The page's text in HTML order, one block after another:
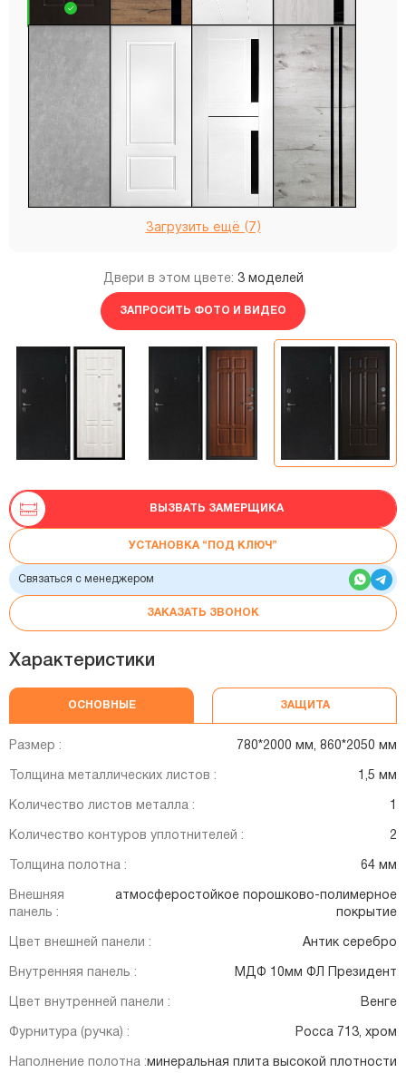
Загрузить ещё (7)
Двери в этом цвете: 3 моделей
ЗАПРОСИТЬ ФОТО И ВИДЕО
ВЫЗВАТЬ ЗАМЕРЩИКА
УСТАНОВКА “ПОД КЛЮЧ”
Связаться с менеджером
ЗАКАЗАТЬ ЗВОНОК
Характеристики
ОСНОВНЫЕ ЗАЩИТА
Размер : 780*2000 мм, 860*2050 мм
Толщина металлических листов : 1,5 мм
Количество листов металла : 1
Количество контуров уплотнителей : 2
Толщина полотна : 64 мм
Внешняя
панель :
атмосферостойкое порошково-полимерное
покрытие
Цвет внешней панели : Антик серебро
Внутренняя панель : МДФ 10мм ФЛ Президент
Цвет внутренней панели : Венге
Фурнитура (ручка) : Росса 713, хром
Наполнение полотна : минеральная плита высокой плотности